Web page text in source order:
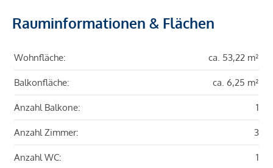
Rauminformationen & Flächen
Wohnfläche: ca. 53,22 m²
Balkonfläche: ca. 6,25 m²
Anzahl Balkone: 1
Anzahl Zimmer: 3
Anzahl WC: 1